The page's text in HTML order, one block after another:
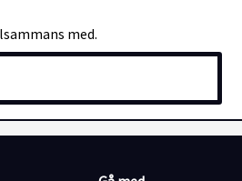
med.
Idag samarbetar vi med över 70